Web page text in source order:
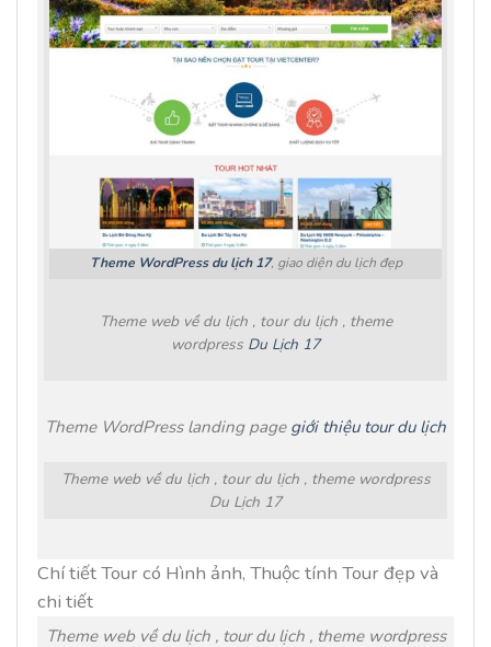
Theme WordPress du lịch 17, giao diện du lịch đẹp
Theme web về du lịch , tour du lịch , theme
wordpress Du Lịch 17
Theme WordPress landing page giới thiệu tour du lịch
Theme web về du lịch , tour du lịch , theme wordpress
Du Lịch 17
Chí tiết Tour có Hình ảnh, Thuộc tính Tour đẹp và
chi tiết
Theme web về du lịch , tour du lịch , theme wordpress